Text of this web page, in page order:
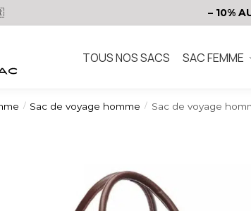
– 10%
TOUS NOS SACS SAC FEMME
/ Sac de voyage homme / Sac de voyage